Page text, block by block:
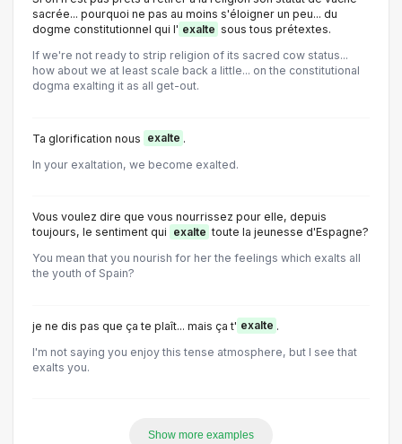
sacrée... pourquoi ne pas au moins s'éloigner un peu... du
dogme constitutionnel qui l' exalte sous tous prétextes.
If we're not ready to strip religion of its sacred cow status...
how about we at least scale back a little... on the constitutional
dogma exalting it as all get-out.
Ta glorification nous exalte .
In your exaltation, we become exalted.
Vous voulez dire que vous nourrissez pour elle, depuis
toujours, le sentiment qui exalte toute la jeunesse d'Espagne?
You mean that you nourish for her the feelings which exalts all
the youth of Spain?
je ne dis pas que ça te plaît... mais ça t' exalte .
I'm not saying you enjoy this tense atmosphere, but I see that
exalts you.
Show more examples